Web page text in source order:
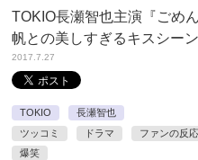
TOKIO長瀬智也主演『ごめ
帆との美しすぎるキスシー
2017.7.27
TOKIO
長瀬智也
ツッコミ
ドラマ ファンの反応
爆笑